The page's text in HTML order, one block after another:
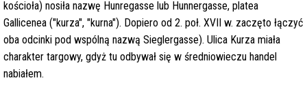
kościoła) nosiła nazwę Hunregasse lub Hunnergasse, platea
Gallicenea ("kurza", "kurna"). Dopiero od 2. poł. XVII w. zaczęto łączyć
oba odcinki pod wspólną nazwą Sieglergasse). Ulica Kurza miała
charakter targowy, gdyż tu odbywał się w średniowieczu handel
nabiałem.